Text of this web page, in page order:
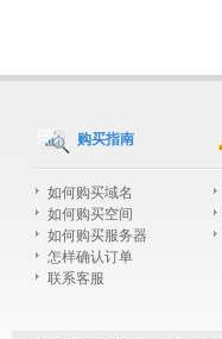
购买指南
如何购买域名
如何购买空间
如何购买服务器
怎样确认订单
联系客服